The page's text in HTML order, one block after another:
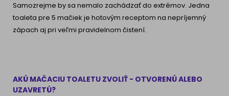
Samozrejme by sa nemalo zachádzať do extrémov. Jedna
toaleta pre 5 mačiek je hotovým receptom na nepríjemný
zápach aj pri veľmi pravidelnom čistení.
AKÚ MAČACIU TOALETU ZVOLIŤ - OTVORENÚ ALEBO
UZAVRETÚ?